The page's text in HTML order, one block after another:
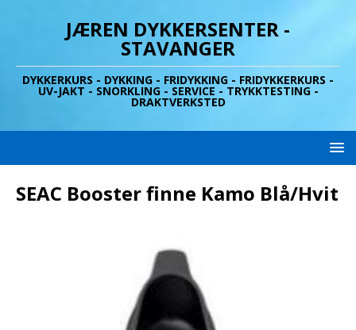
JÆREN DYKKERSENTER -
STAVANGER
DYKKERKURS - DYKKING - FRIDYKKING - FRIDYKKERKURS -
UV-JAKT - SNORKLING - SERVICE - TRYKKTESTING -
DRAKTVERKSTED
SEAC Booster finne Kamo Blå/Hvit